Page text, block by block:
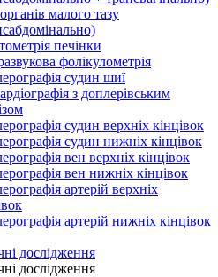
малого тазу
печінки
фолікулометрія
судин шиї
з доплерівським
судин верхніх кінцівок
судин нижніх кінцівок
вен верхніх кінцівок
вен нижніх кінцівок
артерій верхніх
артерій нижніх кінцівок
дослідження
дослідження